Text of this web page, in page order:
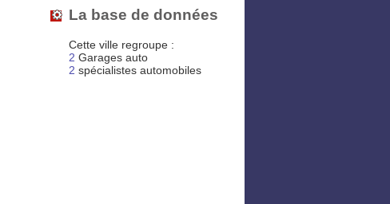
La base de données
Cette ville regroupe :
2 Garages auto
2 spécialistes automobiles